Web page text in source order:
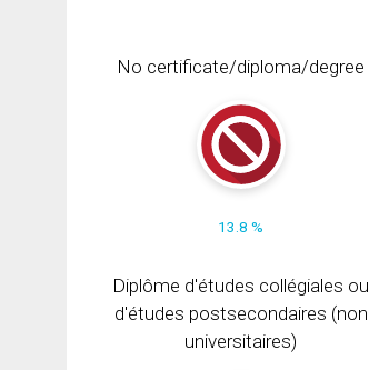
No certificate/diploma/degree
13.8 %
Diplôme d'études collégiales ou
d'études postsecondaires (non
universitaires)